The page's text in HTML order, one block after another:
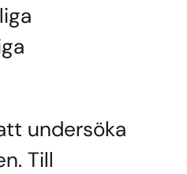
undersöka
Till